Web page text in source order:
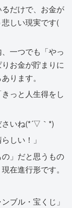
だけで、お金が
しい現実です(
一つでも「やっ
お金が貯まりに
ります。
っと人生得をし
いね(*´▽｀*)
しい！」
」だと思うもの
在進行形です。
ブル・宝くじ」